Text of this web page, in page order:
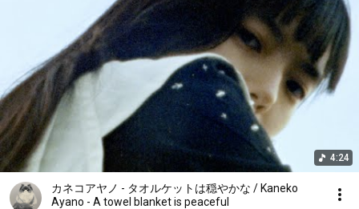
4:24
カネコアヤノ - タオルケットは穏やかな / Kaneko
Ayano - A towel blanket is peaceful